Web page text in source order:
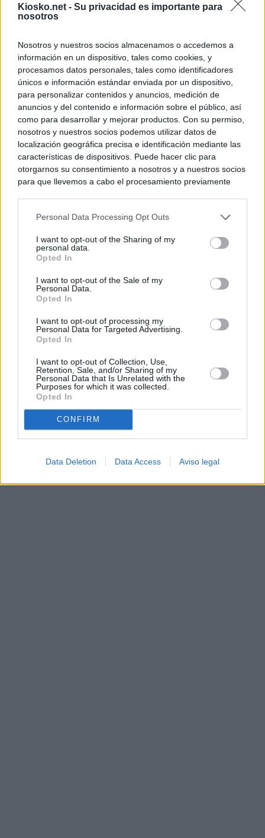
Kiosko.net - Su privacidad es importante para
nosotros
Nosotros y nuestros socios almacenamos o accedemos a
información en un dispositivo, tales como cookies, y
procesamos datos personales, tales como identificadores
únicos e información estándar enviada por un dispositivo,
para personalizar contenidos y anuncios, medición de
anuncios y del contenido e información sobre el público, así
como para desarrollar y mejorar productos. Con su permiso,
nosotros y nuestros socios podemos utilizar datos de
localización geográfica precisa e identificación mediante las
características de dispositivos. Puede hacer clic para
otorgarnos su consentimiento a nosotros y a nuestros socios
para que llevemos a cabo el procesamiento previamente
negar su consentimiento. Tenga en cuenta que algún
de su consentimiento, pero usted tiene el derecho de
rechazar tal procesamiento. Sus preferencias se aplicarán
cualquier momento entrando de nuevo en este sitio web o
visitando nuestra política de privacidad.
Personal Data Processing Opt Outs
I want to opt-out of the Sharing of my
personal data.
Opted In
I want to opt-out of the Sale of my
Personal Data.
Opted In
I want to opt-out of processing my
Personal Data for Targeted Advertising.
Opted In
I want to opt-out of Collection, Use,
Retention, Sale, and/or Sharing of my
Personal Data that Is Unrelated with the
Purposes for which it was collected.
Opted In
CONFIRM
Data Deletion Data Access Aviso legal